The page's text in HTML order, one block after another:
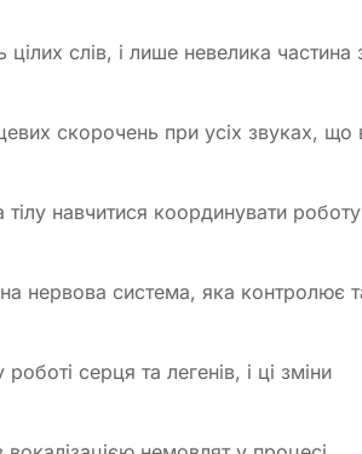
слів, і лише невелика частина
скорочень при усіх звуках, що
навчитися координувати
нервова система, яка контролює
серця та легенів, і ці зміни